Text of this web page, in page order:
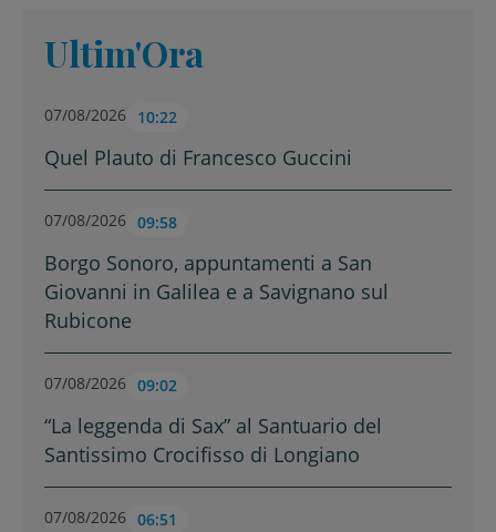
Ultim'Ora
07/08/2026 10:22
Quel Plauto di Francesco Guccini
07/08/2026 09:58
Borgo Sonoro, appuntamenti a San
Giovanni in Galilea e a Savignano sul
Rubicone
07/08/2026 09:02
“La leggenda di Sax” al Santuario del
Santissimo Crocifisso di Longiano
07/08/2026 06:51